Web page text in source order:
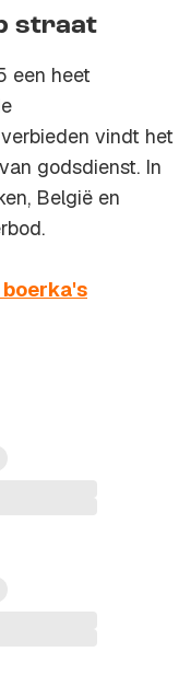
straat
een heet
vindt het
godsdienst. In
België en
boerka's